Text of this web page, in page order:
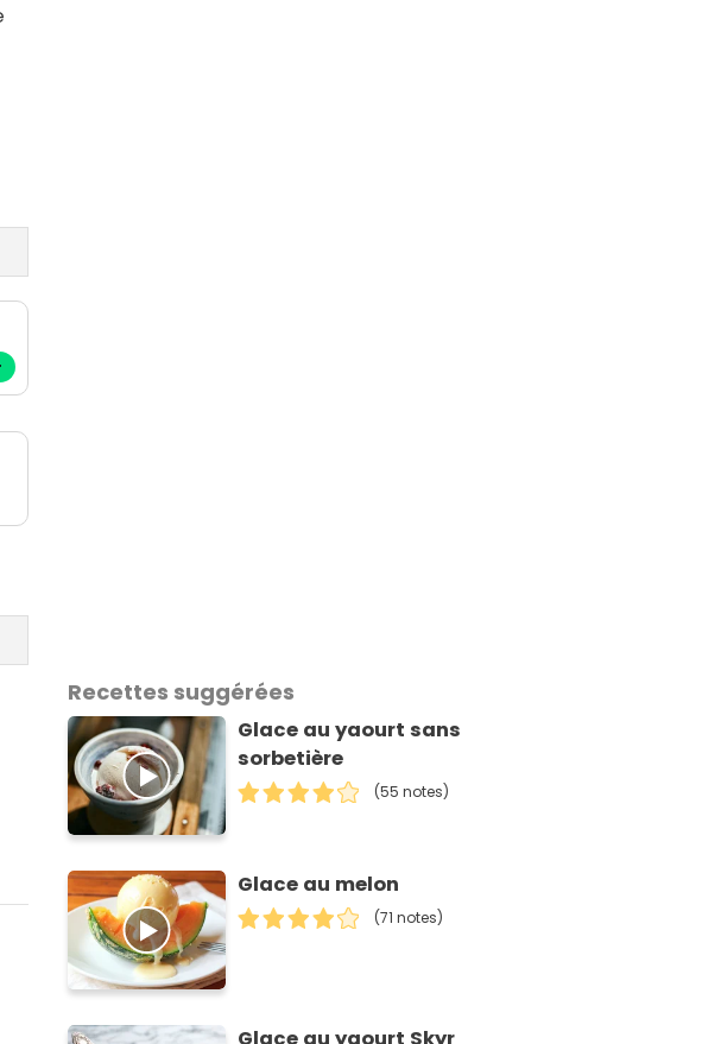
Recettes suggérées
Glace au yaourt sans
sorbetière
(55 notes)
Glace au melon
(71 notes)
Glace au yaourt Skyr